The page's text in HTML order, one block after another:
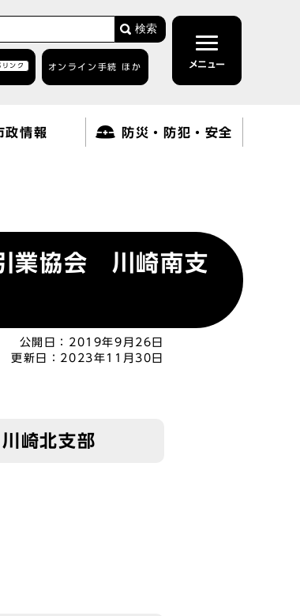
検索
リンク オンライン手続 ほか メニュー
政情報 防災・防犯・安全
業協会 川崎南支
公開日： 2019年9月26日
更新日： 2023年11月30日
崎北支部